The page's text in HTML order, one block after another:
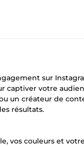
sur
captiver votre
un créateur de
résultats.
vos couleurs et